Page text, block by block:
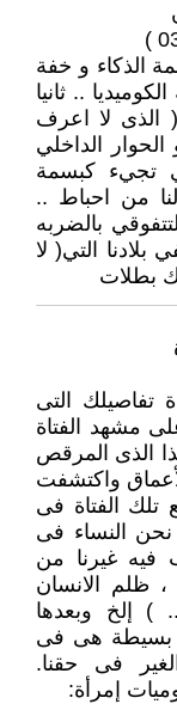
الذكاء و خفة
.. ثانيا
الذى لا اعرف
الداخلي
تجيء كبسمة
من احباط ..
بالضربه
بلادنا التي( لا
بطلات
تفاصيلك التى
مشهد الفتاة
الذى المرقص
واكتشفت
الفتاة فى
نحن النساء فى
فيه غيرنا من
، ظلم الانسان
) إلخ وبعدها
بسيطة هى فى
فى حقنا.
إمرأة: